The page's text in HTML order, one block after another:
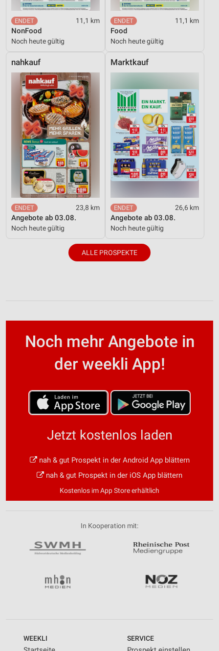
11,1 km
NonFood
Noch heute gültig
11,1 km
Food
Noch heute gültig
nahkauf
23,8 km
Angebote ab 03.08.
Noch heute gültig
Marktkauf
26,6 km
Angebote ab 03.08.
Noch heute gültig
ALLE PROSPEKTE
Noch mehr Angebote in
der weekli App!
Jetzt kostenlos laden
nah & gut Prospekt in der Android App blättern
nah & gut Prospekt in der iOS App blättern
Kostenlos im App Store erhältlich
In Kooperation mit:
WEEKLI SERVICE